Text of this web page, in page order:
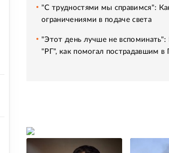
"С трудностями мы справимся":
ограничениями в подаче света
"Этот день лучше не вспоминать":
"РГ", как помогал пострадавшим в